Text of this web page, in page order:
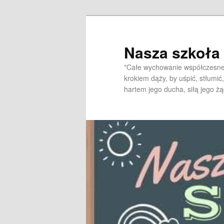
Nasza
"Całe wychowanie
krokiem dąży, by uśpić,
hartem jego ducha, siłą jego